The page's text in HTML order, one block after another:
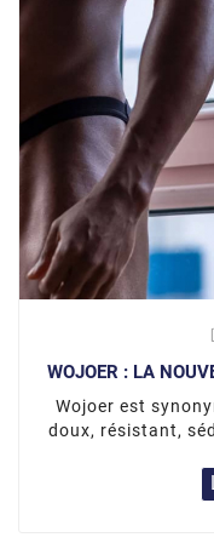
WOJOER : LA
Wojoer est
doux, résistant,